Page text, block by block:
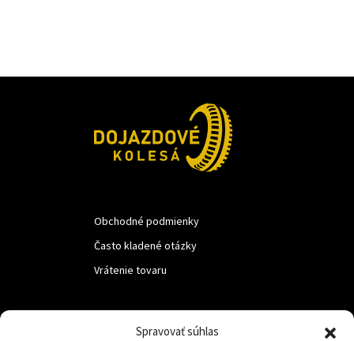
Spravovať súhlas
Obchodné podmienky
Často kladené otázky
Vrátenie tovaru